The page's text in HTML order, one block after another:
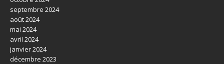
septembre 2024
août 2024
mai 2024
avril 2024
janvier 2024
décembre 2023